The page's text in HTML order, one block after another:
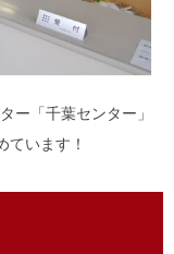
ー「千葉センター」
ています！